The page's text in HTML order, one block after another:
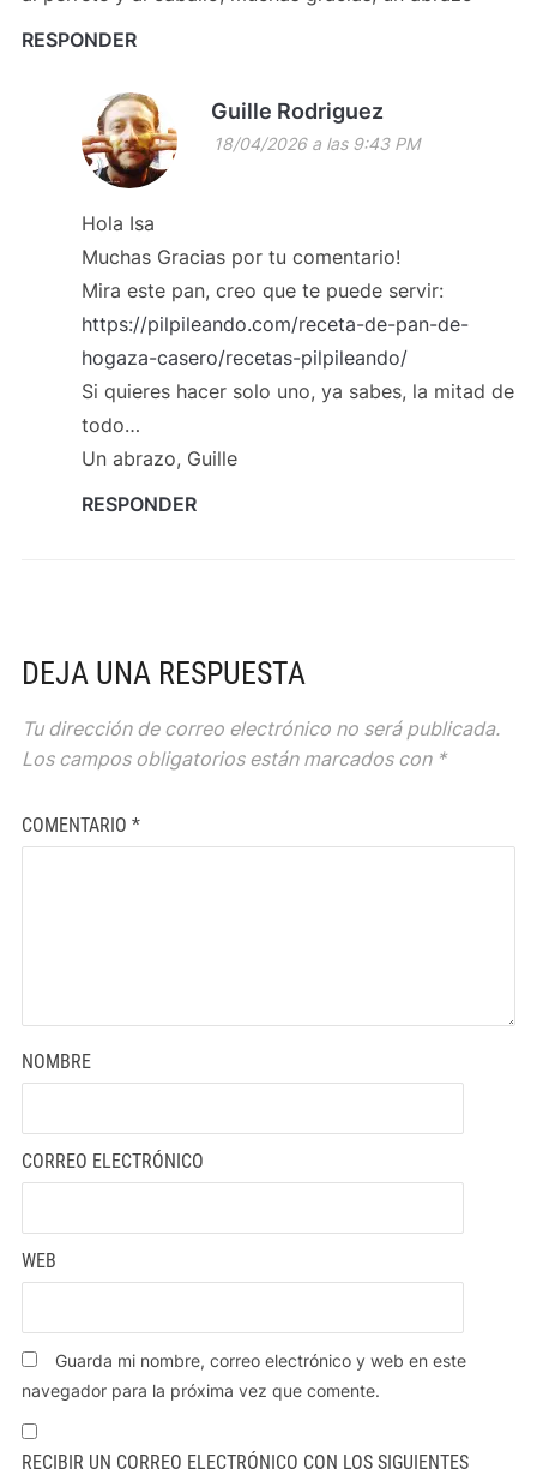
RESPONDER
Guille Rodriguez
18/04/2026 a las 9:43 PM
Hola Isa
Muchas Gracias por tu comentario!
Mira este pan, creo que te puede servir:
https://pilpileando.com/receta-de-pan-de-
hogaza-casero/recetas-pilpileando/
Si quieres hacer solo uno, ya sabes, la mitad de
todo…
Un abrazo, Guille
RESPONDER
DEJA UNA RESPUESTA
Tu dirección de correo electrónico no será publicada.
Los campos obligatorios están marcados con *
COMENTARIO *
NOMBRE
CORREO ELECTRÓNICO
WEB
Guarda mi nombre, correo electrónico y web en este
navegador para la próxima vez que comente.
RECIBIR UN CORREO ELECTRÓNICO CON LOS SIGUIENTES